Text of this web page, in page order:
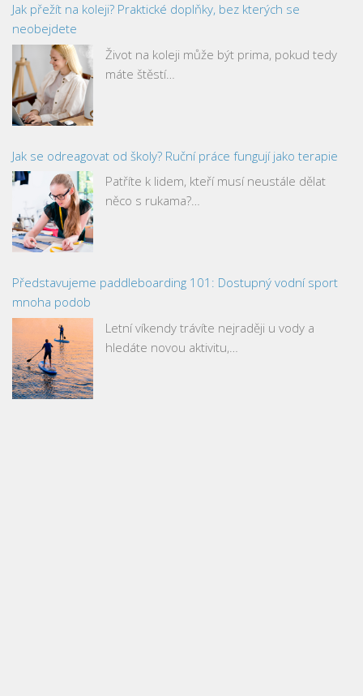
Jak přežít na koleji? Praktické doplňky, bez kterých se
neobejdete
Život na koleji může být prima, pokud tedy
máte štěstí…
Jak se odreagovat od školy? Ruční práce fungují jako terapie
Patříte k lidem, kteří musí neustále dělat
něco s rukama?…
Představujeme paddleboarding 101: Dostupný vodní sport
mnoha podob
Letní víkendy trávíte nejraději u vody a
hledáte novou aktivitu,…